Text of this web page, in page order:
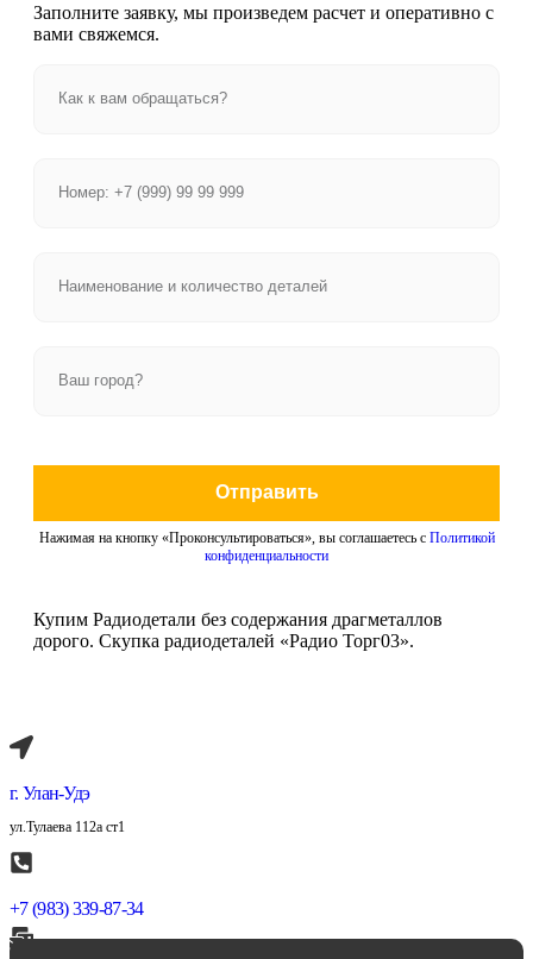
Заполните заявку, мы произведем расчет и оперативно с
вами свяжемся.
Отправить
Нажимая на кнопку «Проконсультироваться», вы соглашаетесь с Политикой
конфиденциальности
Купим Радиодетали без содержания драгметаллов
дорого. Скупка радиодеталей «Радио Торг03».
г. Улан-Удэ
ул.Тулаева 112а ст1
+7 (983) 339-87-34